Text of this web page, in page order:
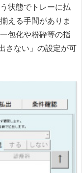
状態でトレーに払
える手間がありま
包化や粉砕等の指
さない」の設定が可